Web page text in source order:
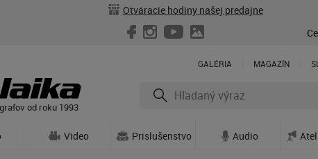
Otváracie hodiny našej predajne
GALÉRIA MAGAZÍN
od roku 1993
Video Príslušenstvo Audio